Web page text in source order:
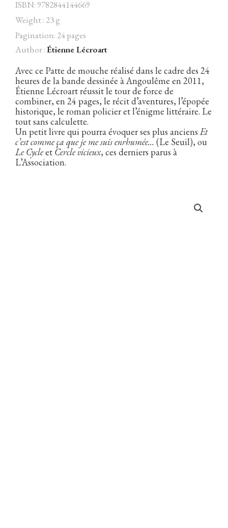
Facebook Instagram
ISBN: 9782844144669
Weight : 23 g
Pagination: 24 pages
Author :Étienne Lécroart
Avec ce Patte de mouche réalisé dans le cadre des 24
heures de la bande dessinée à Angoulême en 2011,
Étienne Lécroart réussit le tour de force de
combiner, en 24 pages, le récit d’aventures, l’épopée
historique, le roman policier et l’énigme littéraire. Le
tout sans calculette.
Un petit livre qui pourra évoquer ses plus anciensEt
c’est comme ça que je me suis enrhumée… (Le Seuil), ou
Le Cycleet Cercle vicieux, ces derniers parus à
L’Association.